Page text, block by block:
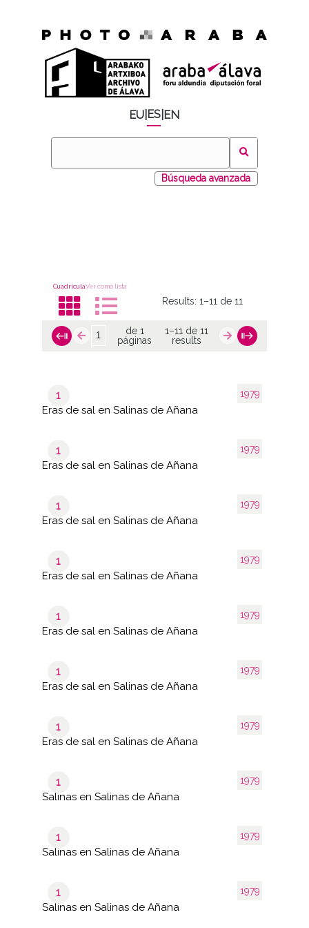
EU ES EN
Búsqueda avanzada
CuadrículaVer como lista
Results:1–11 de 11
de 1
páginas
1–11 de 11
results
1979
1
Eras de sal en Salinas de Añana
1979
1
Eras de sal en Salinas de Añana
1979
1
Eras de sal en Salinas de Añana
1979
1
Eras de sal en Salinas de Añana
1979
1
Eras de sal en Salinas de Añana
1979
1
Eras de sal en Salinas de Añana
1979
1
Eras de sal en Salinas de Añana
1979
1
Salinas en Salinas de Añana
1979
1
Salinas en Salinas de Añana
1979
1
Salinas en Salinas de Añana